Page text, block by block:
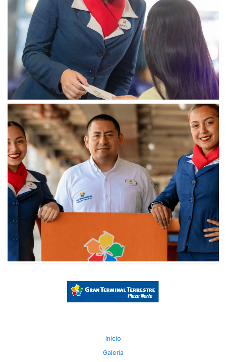
Inicio
Galeria